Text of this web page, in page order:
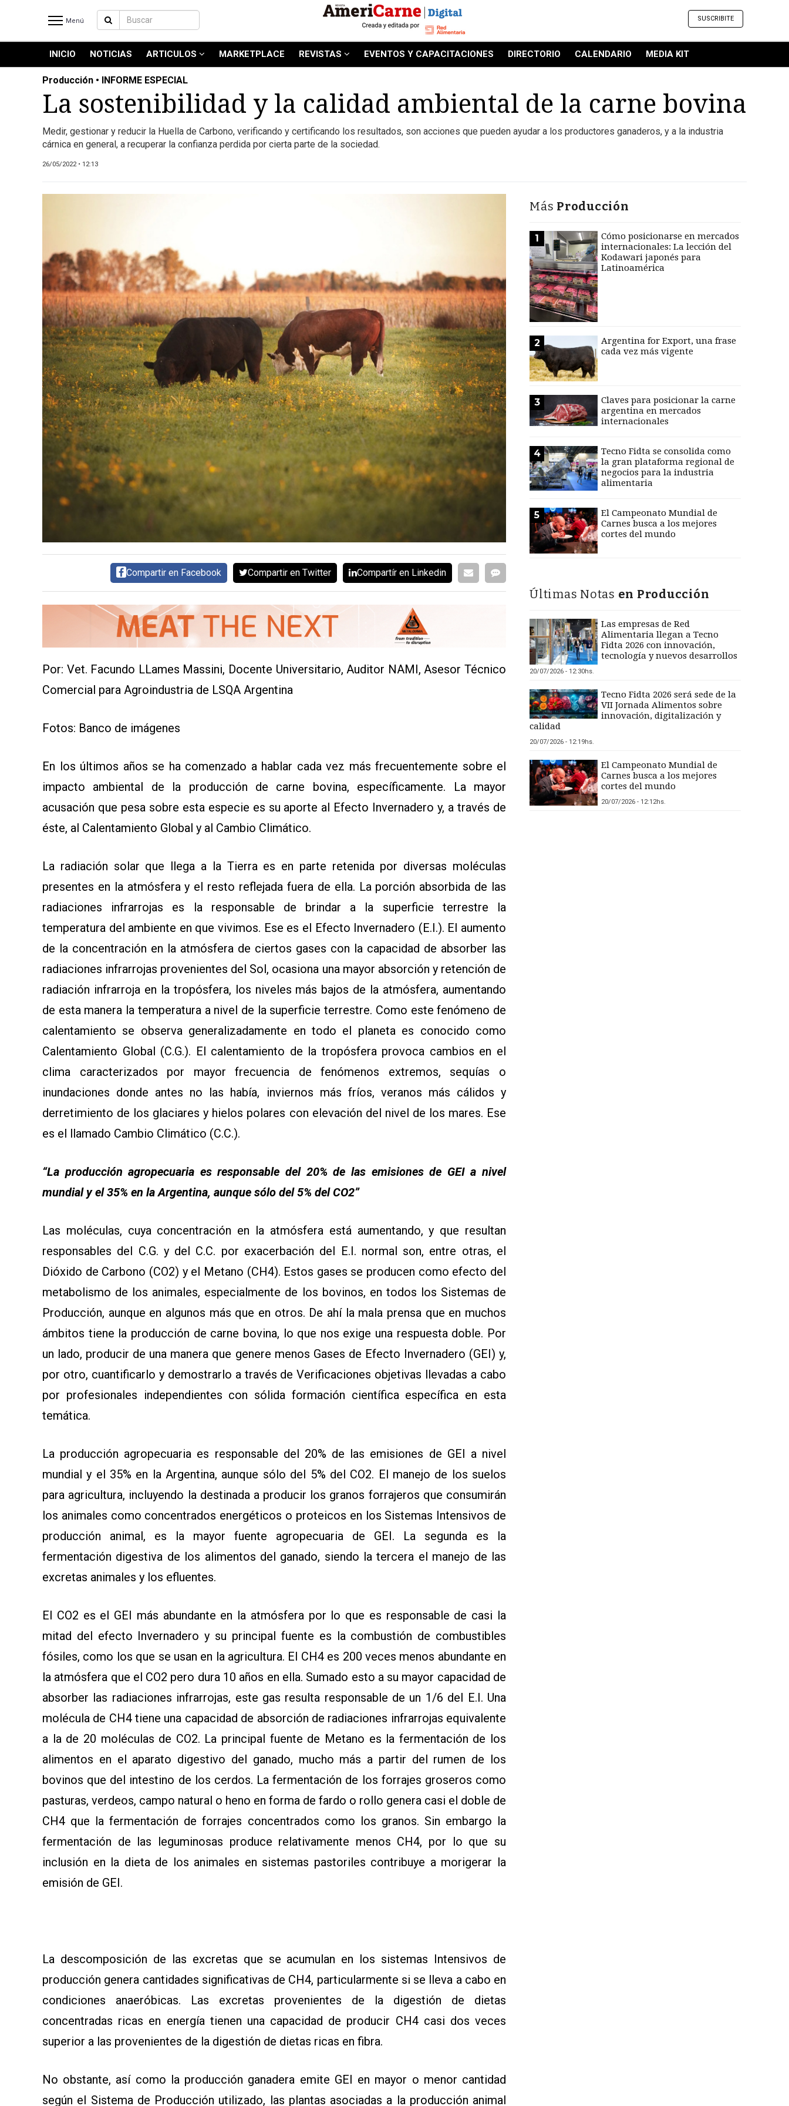
NOTICIAS RECIENTES
NOTICIAS
ARTICULOS
PRODUCCIÓN
PROCESO
PRODUCTO
CATÁLOGO DE CORTES DE
CARNE VACUNA
EVENTOS Y
CAPACITACIONES
DIRECTORIO
CALENDARIO
MEDIA KIT
TEMAS DESTACADOS
CARNE
FRIGORIFICO
VACAS
INVESTIGACIÓN
AGRO
PREMIO
CONTÁCTENOS
TÉRMINOS
QUIENES
Menú SUSCRIBITE
INICIO NOTICIAS ARTICULOS MARKETPLACE REVISTAS EVENTOS Y CAPACITACIONES DIRECTORIO CALENDARIO MEDIA KIT
Producción • INFORME ESPECIAL
La sostenibilidad y la calidad ambiental de la carne bovina
Medir, gestionar y reducir la Huella de Carbono, verificando y certificando los resultados, son acciones que pueden ayudar a los productores ganaderos, y a la industria
cárnica en general, a recuperar la confianza perdida por cierta parte de la sociedad.
26/05/2022 • 12:13
Compartir en Facebook Compartir en Twitter Compartír en Linkedin
Por: Vet. Facundo LLames Massini, Docente Universitario, Auditor NAMI, Asesor Técnico
Comercial para Agroindustria de LSQA Argentina
Fotos: Banco de imágenes
En los últimos años se ha comenzado a hablar cada vez más frecuentemente sobre el
impacto ambiental de la producción de carne bovina, específicamente. La mayor
acusación que pesa sobre esta especie es su aporte al Efecto Invernadero y, a través de
éste, al Calentamiento Global y al Cambio Climático.
La radiación solar que llega a la Tierra es en parte retenida por diversas moléculas
presentes en la atmósfera y el resto reflejada fuera de ella. La porción absorbida de las
radiaciones infrarrojas es la responsable de brindar a la superficie terrestre la
temperatura del ambiente en que vivimos. Ese es el Efecto Invernadero (E.I.). El aumento
de la concentración en la atmósfera de ciertos gases con la capacidad de absorber las
radiaciones infrarrojas provenientes del Sol, ocasiona una mayor absorción y retención de
radiación infrarroja en la tropósfera, los niveles más bajos de la atmósfera, aumentando
de esta manera la temperatura a nivel de la superficie terrestre. Como este fenómeno de
calentamiento se observa generalizadamente en todo el planeta es conocido como
Calentamiento Global (C.G.). El calentamiento de la tropósfera provoca cambios en el
clima caracterizados por mayor frecuencia de fenómenos extremos, sequías o
inundaciones donde antes no las había, inviernos más fríos, veranos más cálidos y
derretimiento de los glaciares y hielos polares con elevación del nivel de los mares. Ese
es el llamado Cambio Climático (C.C.).
“La producción agropecuaria es responsable del 20% de las emisiones de GEI a nivel
mundial y el 35% en la Argentina, aunque sólo del 5% del CO2”
Las moléculas, cuya concentración en la atmósfera está aumentando, y que resultan
responsables del C.G. y del C.C. por exacerbación del E.I. normal son, entre otras, el
Dióxido de Carbono (CO2) y el Metano (CH4). Estos gases se producen como efecto del
metabolismo de los animales, especialmente de los bovinos, en todos los Sistemas de
Producción, aunque en algunos más que en otros. De ahí la mala prensa que en muchos
ámbitos tiene la producción de carne bovina, lo que nos exige una respuesta doble. Por
un lado, producir de una manera que genere menos Gases de Efecto Invernadero (GEI) y,
por otro, cuantificarlo y demostrarlo a través de Verificaciones objetivas llevadas a cabo
por profesionales independientes con sólida formación científica específica en esta
temática.
La producción agropecuaria es responsable del 20% de las emisiones de GEI a nivel
mundial y el 35% en la Argentina, aunque sólo del 5% del CO2. El manejo de los suelos
para agricultura, incluyendo la destinada a producir los granos forrajeros que consumirán
los animales como concentrados energéticos o proteicos en los Sistemas Intensivos de
producción animal, es la mayor fuente agropecuaria de GEI. La segunda es la
fermentación digestiva de los alimentos del ganado, siendo la tercera el manejo de las
excretas animales y los efluentes.
El CO2 es el GEI más abundante en la atmósfera por lo que es responsable de casi la
mitad del efecto Invernadero y su principal fuente es la combustión de combustibles
fósiles, como los que se usan en la agricultura. El CH4 es 200 veces menos abundante en
la atmósfera que el CO2 pero dura 10 años en ella. Sumado esto a su mayor capacidad de
absorber las radiaciones infrarrojas, este gas resulta responsable de un 1/6 del E.I. Una
molécula de CH4 tiene una capacidad de absorción de radiaciones infrarrojas equivalente
a la de 20 moléculas de CO2. La principal fuente de Metano es la fermentación de los
alimentos en el aparato digestivo del ganado, mucho más a partir del rumen de los
bovinos que del intestino de los cerdos. La fermentación de los forrajes groseros como
pasturas, verdeos, campo natural o heno en forma de fardo o rollo genera casi el doble de
CH4 que la fermentación de forrajes concentrados como los granos. Sin embargo la
fermentación de las leguminosas produce relativamente menos CH4, por lo que su
inclusión en la dieta de los animales en sistemas pastoriles contribuye a morigerar la
emisión de GEI.
La descomposición de las excretas que se acumulan en los sistemas Intensivos de
producción genera cantidades significativas de CH4, particularmente si se lleva a cabo en
condiciones anaeróbicas. Las excretas provenientes de la digestión de dietas
concentradas ricas en energía tienen una capacidad de producir CH4 casi dos veces
superior a las provenientes de la digestión de dietas ricas en fibra.
No obstante, así como la producción ganadera emite GEI en mayor o menor cantidad
según el Sistema de Producción utilizado, las plantas asociadas a la producción animal
Más Producción
1
Cómo posicionarse en mercados
internacionales: La lección del
Kodawari japonés para
Latinoamérica
2
Argentina for Export, una frase
cada vez más vigente
3
Claves para posicionar la carne
argentina en mercados
internacionales
4
Tecno Fidta se consolida como
la gran plataforma regional de
negocios para la industria
alimentaria
5
El Campeonato Mundial de
Carnes busca a los mejores
cortes del mundo
Últimas Notas en Producción
Las empresas de Red
Alimentaria llegan a Tecno
Fidta 2026 con innovación,
tecnología y nuevos desarrollos
20/07/2026 - 12:30hs.
Tecno Fidta 2026 será sede de la
VII Jornada Alimentos sobre
innovación, digitalización y
calidad
20/07/2026 - 12:19hs.
El Campeonato Mundial de
Carnes busca a los mejores
cortes del mundo
20/07/2026 - 12:12hs.